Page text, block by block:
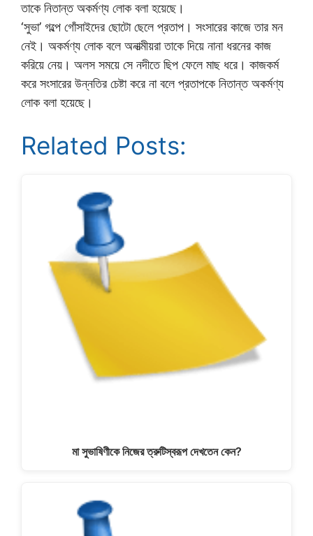
তাকে নিতান্ত অকর্মণ্য লোক বলা হয়েছে।
‘সুভা’ গল্পে গোঁসাইদের ছোটো ছেলে প্রতাপ। সংসারের কাজে তার মন
নেই। অকর্মণ্য লোক বলে অনাত্মীয়রা তাকে দিয়ে নানা ধরনের কাজ
করিয়ে নেয়। অলস সময়ে সে নদীতে ছিপ ফেলে মাছ ধরে। কাজকর্ম
করে সংসারের উন্নতির চেষ্টা করে না বলে প্রতাপকে নিতান্ত অকর্মণ্য
লোক বলা হয়েছে।
Related Posts:
মা সুভাষিণীকে নিজের ত্রুটিস্বরূপ দেখতেন কেন?